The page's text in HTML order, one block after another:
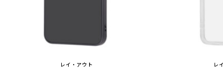
レイ・アウト レ